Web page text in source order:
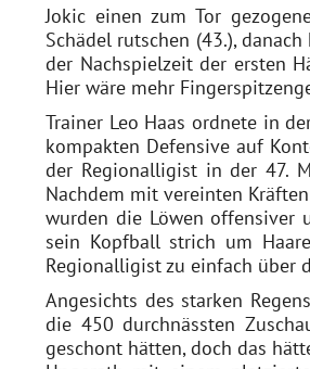
Jokic einen zum Tor
Schädel rutschen (43.),
der Nachspielzeit der ersten
Hier wäre mehr
Trainer Leo Haas ordnete in
kompakten Defensive auf
der Regionalligist in der 47.
Nachdem mit vereinten
wurden die Löwen offensiver
sein Kopfball strich um
Regionalligist zu einfach über
Angesichts des starken
die 450 durchnässten
geschont hätten, doch das